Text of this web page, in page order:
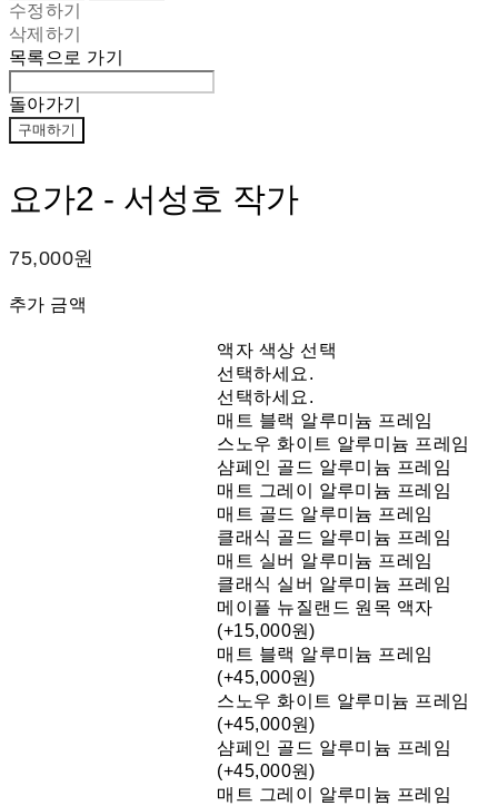
수정하기
삭제하기
목록으로 가기
돌아가기
구매하기
요가2 - 서성호 작가
75,000원
추가 금액
액자 색상 선택
선택하세요.
선택하세요.
매트 블랙 알루미늄 프레임
스노우 화이트 알루미늄 프레임
샴페인 골드 알루미늄 프레임
매트 그레이 알루미늄 프레임
매트 골드 알루미늄 프레임
클래식 골드 알루미늄 프레임
매트 실버 알루미늄 프레임
클래식 실버 알루미늄 프레임
메이플 뉴질랜드 원목 액자
(+15,000원)
매트 블랙 알루미늄 프레임
(+45,000원)
스노우 화이트 알루미늄 프레임
(+45,000원)
샴페인 골드 알루미늄 프레임
(+45,000원)
매트 그레이 알루미늄 프레임